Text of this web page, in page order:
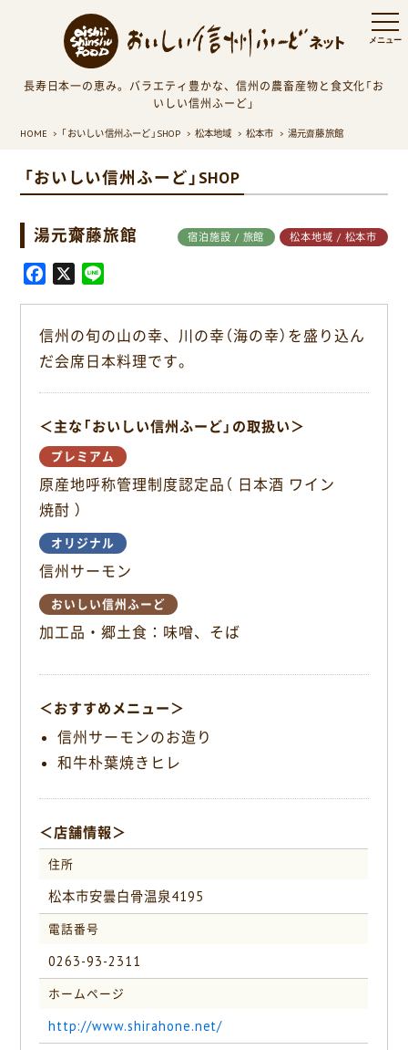
長寿日本一の恵み。バラエティ豊かな、信州の農畜産物と食文化「お
いしい信州ふーど」
HOME 「おいしい信州ふーど」SHOP 松本地域 松本市 湯元齋藤旅館
「おいしい信州ふーど」SHOP
湯元齋藤旅館 宿泊施設 / 旅館 松本地域 / 松本市
e
b
k
X
e
信州の旬の山の幸、川の幸（海の幸）を盛り込ん
だ会席日本料理です。
＜主な「おいしい信州ふーど」の取扱い＞
プレミアム
原産地呼称管理制度認定品（ 日本酒 ワイン
焼酎 ）
オリジナル
信州サーモン
おいしい信州ふーど
加工品・郷土食：味噌、そば
＜おすすめメニュー＞
信州サーモンのお造り
和牛朴葉焼きヒレ
＜店舗情報＞
住所
松本市安曇白骨温泉4195
電話番号
0263-93-2311
ホームページ
http://www.shirahone.net/